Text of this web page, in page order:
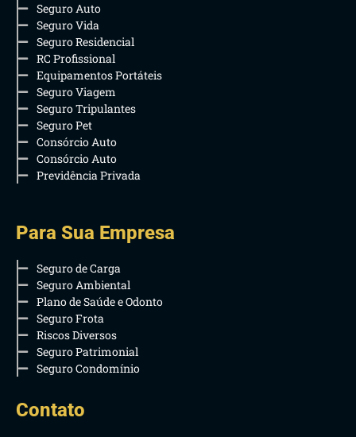
Seguro Auto
Seguro Vida
Seguro Residencial
RC Profissional
Equipamentos Portáteis
Seguro Viagem
Seguro Tripulantes
Seguro Pet
Consórcio Auto
Consórcio Auto
Previdência Privada
Para Sua Empresa
Seguro de Carga
Seguro Ambiental
Plano de Saúde e Odonto
Seguro Frota
Riscos Diversos
Seguro Patrimonial
Seguro Condomínio
Contato